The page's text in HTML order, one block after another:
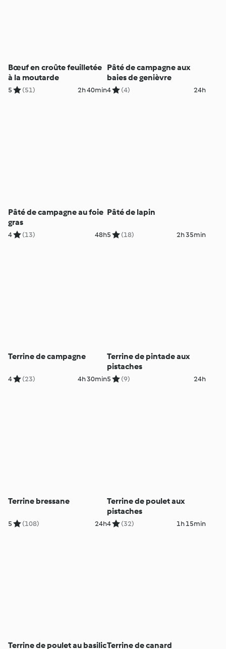
Bœuf en croûte feuilletée
à la moutarde
5 (51) 2h 40min
Pâté de campagne aux
baies de genièvre
4 (4) 24h
Pâté de campagne au foie
gras
4 (13) 48h
Pâté de lapin
5 (18) 2h 35min
Terrine de campagne
4 (23) 4h 30min
Terrine de pintade aux
pistaches
5 (9) 24h
Terrine bressane
5 (108) 24h
Terrine de poulet aux
pistaches
4 (32) 1h 15min
Terrine de poulet au basilicTerrine de canard